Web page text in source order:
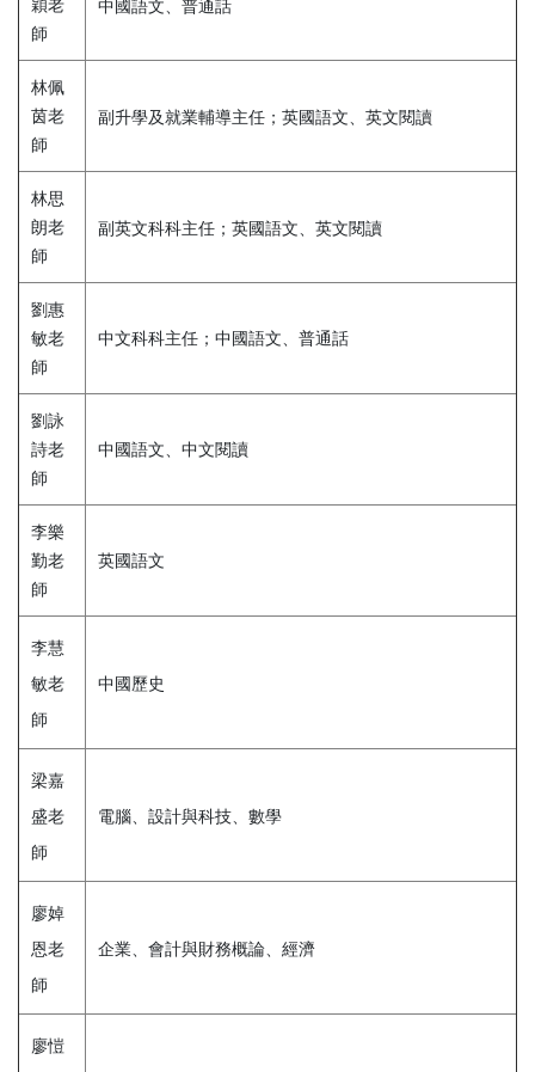
穎老
師
中國語文、普通話
林佩
茵老
師
副升學及就業輔導主任；英國語文、英文閱讀
林思
朗老
師
副英文科科主任；英國語文、英文閱讀
劉惠
敏老
師
中文科科主任；中國語文、普通話
劉詠
詩老
師
中國語文、中文閱讀
李樂
勤老
師
英國語文
李慧
敏老
師
中國歷史
梁嘉
盛老
師
電腦、設計與科技、數學
廖婥
恩老
師
企業、會計與財務概論、經濟
廖愷